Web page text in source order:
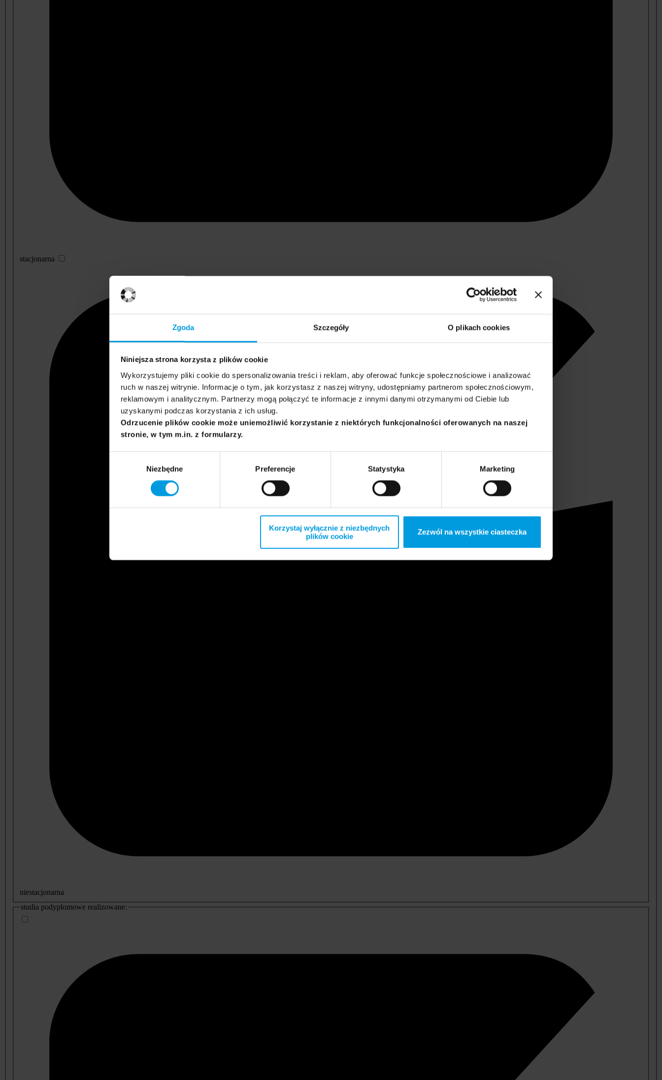
Zgoda Szczegóły O plikach cookies
Niniejsza strona korzysta z plików cookie
Wykorzystujemy pliki cookie do spersonalizowania treści i reklam, aby oferować funkcje społecznościowe i analizować
ruch w naszej witrynie. Informacje o tym, jak korzystasz z naszej witryny, udostępniamy partnerom społecznościowym,
reklamowym i analitycznym. Partnerzy mogą połączyć te informacje z innymi danymi otrzymanymi od Ciebie lub
uzyskanymi podczas korzystania z ich usług.
Odrzucenie plików cookie może uniemożliwić korzystanie z niektórych funkcjonalności oferowanych na naszej
stronie, w tym m.in. z formularzy.
Niezbędne Preferencje Statystyka Marketing
Korzystaj wyłącznie z niezbędnych
plików cookie
Zezwól na wszystkie ciasteczka
stacjonarna
niestacjonarna
studia podyplomowe realizowane: